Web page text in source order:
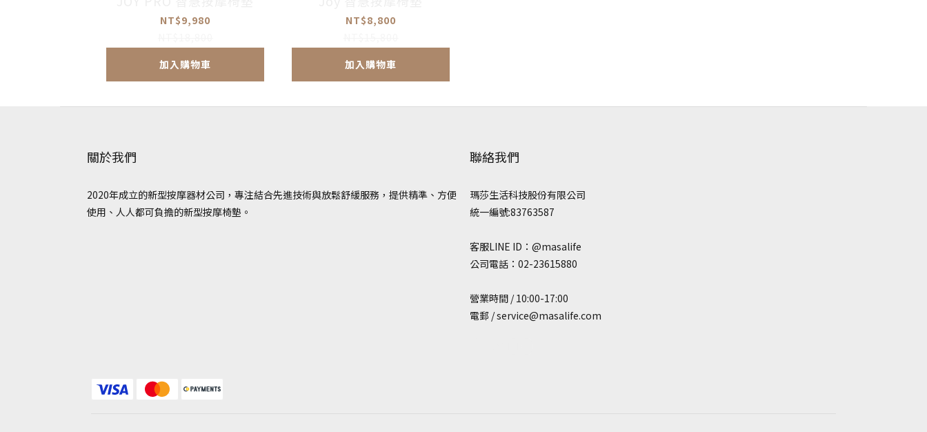
NT$9,980
加入購物車
NT$8,800
加入購物車
關於我們
2020年成立的新型按摩器材公司，專注結合先進技術與放鬆舒緩服務，提供精準、方便
使用、人人都可負擔的新型按摩椅墊。
聯絡我們
瑪莎生活科技股份有限公司
統一編號:83763587
客服LINE ID：@masalife
公司電話：02-23615880
營業時間 / 10:00-17:00
電郵 / service@masalife.com